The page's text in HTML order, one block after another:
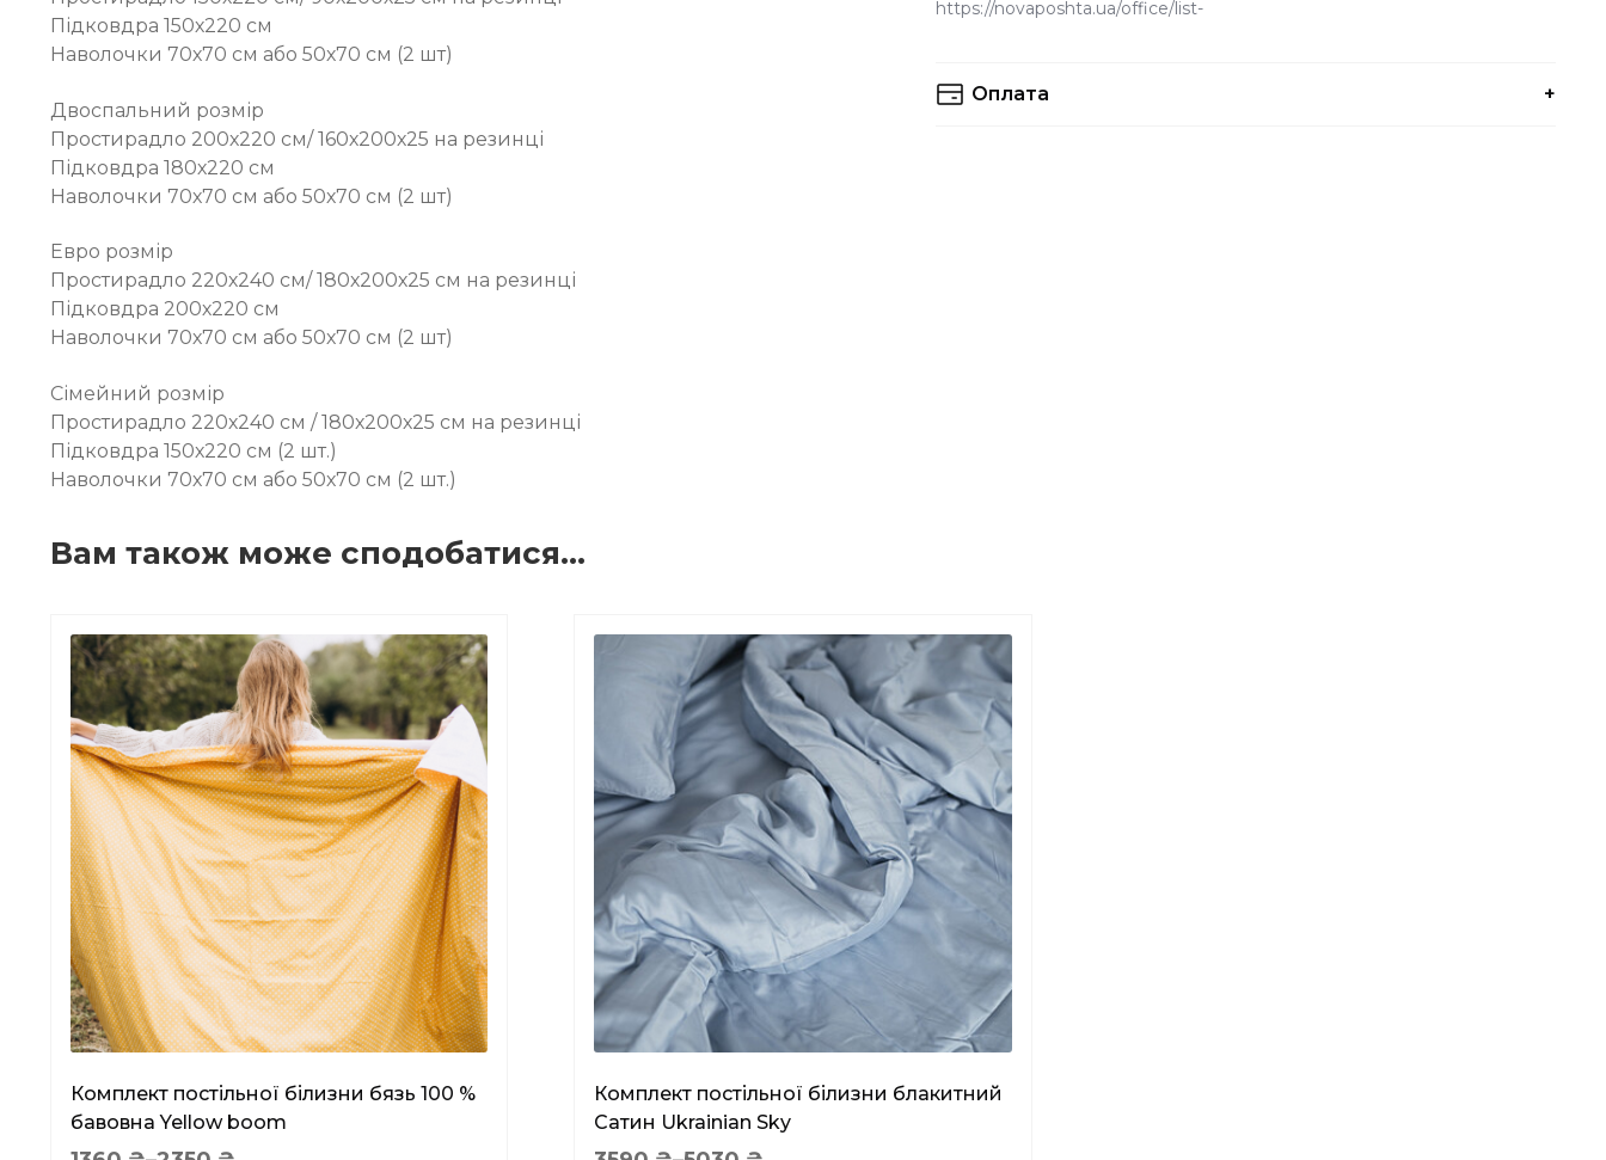
Підковдра 150х220 см
Наволочки 70х70 см або 50х70 см (2 шт)
Двоспальний розмір
Простирадло 200х220 см/ 160х200х25 на резинці
Підковдра 180х220 см
Наволочки 70х70 см або 50х70 см (2 шт)
Евро розмір
Простирадло 220х240 см/ 180х200х25 см на резинці
Підковдра 200х220 см
Наволочки 70х70 см або 50х70 см (2 шт)
Сімейний розмір
Простирадло 220х240 см / 180х200х25 см на резинці
Підковдра 150х220 см (2 шт.)
Наволочки 70х70 см або 50х70 см (2 шт.)
https://novaposhta.ua/office/list
Оплата
Вам також може сподобатися…
Комплект постільної білизни бязь 100 %
бавовна Yellow boom
Комплект постільної білизни блакитний
Сатин Ukrainian Sky